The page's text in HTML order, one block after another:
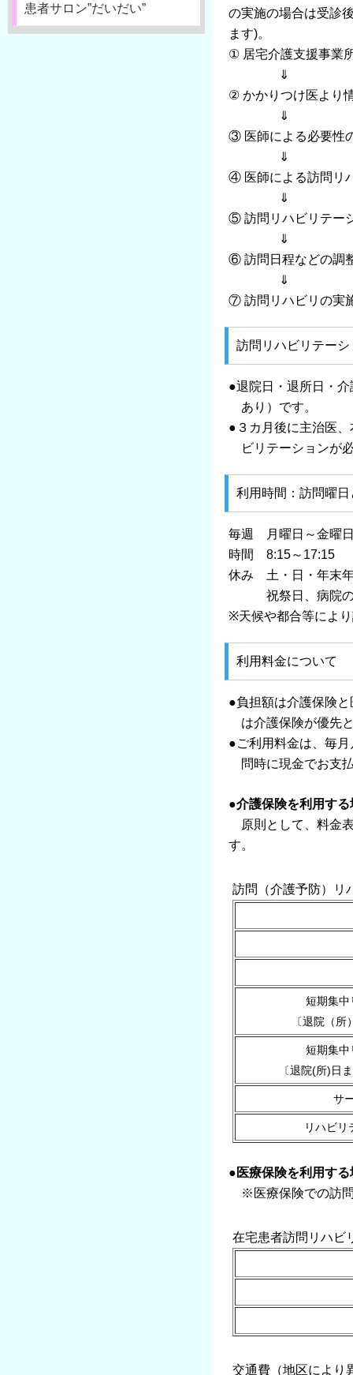
患者サロン”だいだい”
の実施の場合は受診
ます)。
① 居宅介護⽀援事業
⇓
② かかりつけ医より
⇓
③ 医師による必要性
⇓
④ 医師による訪問リ
⇓
⑤ 訪問リハビリテー
⇓
⑥ 訪問日程などの調
⇓
⑦ 訪問リハビリの実
訪問リハビリテー
●退院日・退所日・
あり）です。
●３カ月後に主治医
ビリテーションが
利用時間：訪問曜
毎週 月曜日～金曜
時間 8:15～17:15
休み 土・日・年末
祝祭日、病院の定
※天候や都合等によ
利用料金について
●負担額は介護保険
は介護保険が優先
●ご利用料金は、毎
問時に現金でお支
●介護保険を利用す
原則として、料金
す。
訪問（介護予防）リ
短期集中
〔退院（
短期集中
〔退院(所)日
サ
リハビリ
●医療保険を利用す
※医療保険での訪問
在宅患者訪問リハビ
交通費（地区により